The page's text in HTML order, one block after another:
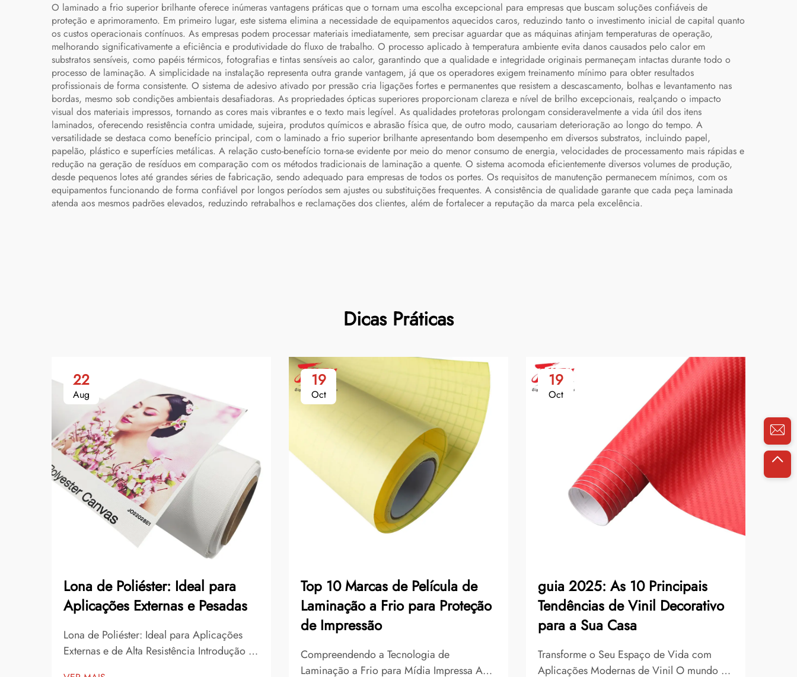
O laminado a frio superior brilhante oferece inúmeras vantagens práticas que o tornam uma escolha excepcional para empresas que buscam soluções confiáveis de
proteção e aprimoramento. Em primeiro lugar, este sistema elimina a necessidade de equipamentos aquecidos caros, reduzindo tanto o investimento inicial de capital quanto
os custos operacionais contínuos. As empresas podem processar materiais imediatamente, sem precisar aguardar que as máquinas atinjam temperaturas de operação,
melhorando significativamente a eficiência e produtividade do fluxo de trabalho. O processo aplicado à temperatura ambiente evita danos causados pelo calor em
substratos sensíveis, como papéis térmicos, fotografias e tintas sensíveis ao calor, garantindo que a qualidade e integridade originais permaneçam intactas durante todo o
processo de laminação. A simplicidade na instalação representa outra grande vantagem, já que os operadores exigem treinamento mínimo para obter resultados
profissionais de forma consistente. O sistema de adesivo ativado por pressão cria ligações fortes e permanentes que resistem a descascamento, bolhas e levantamento nas
bordas, mesmo sob condições ambientais desafiadoras. As propriedades ópticas superiores proporcionam clareza e nível de brilho excepcionais, realçando o impacto
visual dos materiais impressos, tornando as cores mais vibrantes e o texto mais legível. As qualidades protetoras prolongam consideravelmente a vida útil dos itens
laminados, oferecendo resistência contra umidade, sujeira, produtos químicos e abrasão física que, de outro modo, causariam deterioração ao longo do tempo. A
versatilidade se destaca como benefício principal, com o laminado a frio superior brilhante apresentando bom desempenho em diversos substratos, incluindo papel,
papelão, plástico e superfícies metálicas. A relação custo-benefício torna-se evidente por meio do menor consumo de energia, velocidades de processamento mais rápidas e
redução na geração de resíduos em comparação com os métodos tradicionais de laminação a quente. O sistema acomoda eficientemente diversos volumes de produção,
desde pequenos lotes até grandes séries de fabricação, sendo adequado para empresas de todos os portes. Os requisitos de manutenção permanecem mínimos, com os
equipamentos funcionando de forma confiável por longos períodos sem ajustes ou substituições frequentes. A consistência de qualidade garante que cada peça laminada
atenda aos mesmos padrões elevados, reduzindo retrabalhos e reclamações dos clientes, além de fortalecer a reputação da marca pela excelência.
Dicas Práticas
22
Aug
Lona de Poliéster: Ideal para
Aplicações Externas e Pesadas
Lona de Poliéster: Ideal para Aplicações
Externas e de Alta Resistência Introdução à
19
Oct
Top 10 Marcas de Película de
Laminação a Frio para Proteção
de Impressão
Compreendendo a Tecnologia de
Laminação a Frio para Mídia Impressa A
19
Oct
guia 2025: As 10 Principais
Tendências de Vinil Decorativo
para a Sua Casa
Transforme o Seu Espaço de Vida com
Aplicações Modernas de Vinil O mundo do